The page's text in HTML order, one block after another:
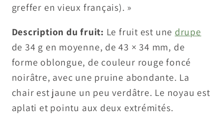
greffer en vieux français). »
Description du fruit: Le fruit est une drupe
de 34 g en moyenne, de43 × 34 mm, de
forme oblongue, de couleur rouge foncé
noirâtre, avec une pruine abondante. La
chair est jaune un peu verdâtre. Le noyau est
aplati et pointu aux deux extrémités.